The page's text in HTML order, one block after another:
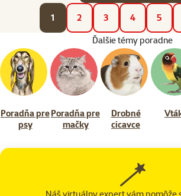
1 2 3 4 5
Ďalšie témy poradne
Poradňa pre
psy
Poradňa pre
mačky
Drobné
cicavce
Náš virtuálny expert vám pomôže